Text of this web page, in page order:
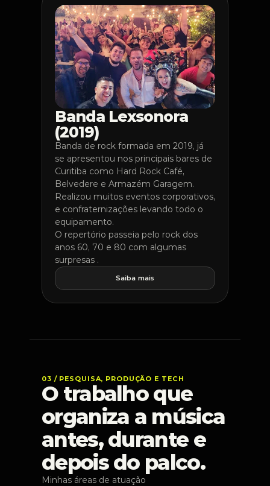
Foto do projeto
BANDA LEXSONORA
Banda Lexsonora
(2019)
Banda de rock formada em 2019, já
se apresentou nos principais bares de
Curitiba como Hard Rock Café,
Belvedere e Armazém Garagem.
Realizou muitos eventos corporativos,
e confraternizações levando todo o
equipamento.
O repertório passeia pelo rock dos
anos 60, 70 e 80 com algumas
surpresas .
Saiba mais
03 / PESQUISA, PRODUÇÃO E TECH
O trabalho que
organiza a música
antes, durante e
depois do palco.
Minhas áreas de atuação